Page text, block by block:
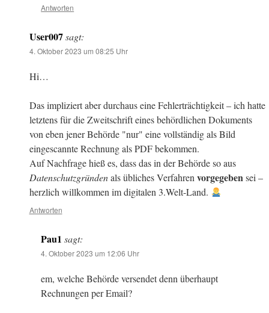
Antworten
User007 sagt:
4. Oktober 2023 um 08:25 Uhr
Hi…
Das impliziert aber durchaus eine Fehlerträchtigkeit – ich hatte
letztens für die Zweitschrift eines behördlichen Dokuments
von eben jener Behörde "nur" eine vollständig als Bild
eingescannte Rechnung als PDF bekommen.
Auf Nachfrage hieß es, dass das in der Behörde so aus
Datenschutzgründenals übliches Verfahren vorgegeben sei –
herzlich willkommen im digitalen 3.Welt-Land.
Antworten
Pau1 sagt:
4. Oktober 2023 um 12:06 Uhr
em, welche Behörde versendet denn überhaupt
Rechnungen per Email?